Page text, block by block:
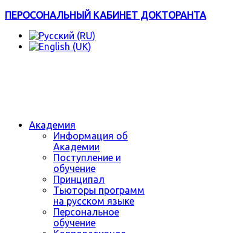
ПЕРОСОНАЛЬНЫЙ КАБИНЕТ ДОКТОРАНТА
Академия
Информация об
Академии
Поступление и
обучение
Принципал
Тьюторы программ
на русском языке
Персональное
обучение